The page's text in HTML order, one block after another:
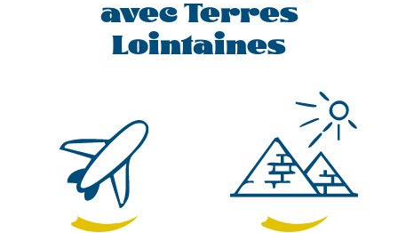
avec Terres
Lointaines